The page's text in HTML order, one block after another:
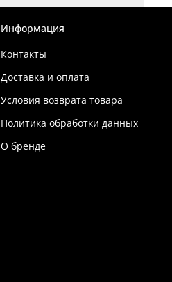
Информация
Контакты
Доставка и оплата
Условия возврата товара
Политика обработки данных
О бренде